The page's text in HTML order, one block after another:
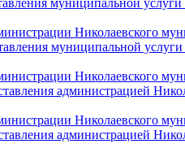
Николаевского
муниципальной
Николаевского
администрацией
Николаевского
администрацией